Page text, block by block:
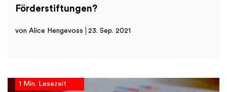
Förderstiftungen?
von Alice Hengevoss 23. Sep. 2021
1 Min. Lesezeit